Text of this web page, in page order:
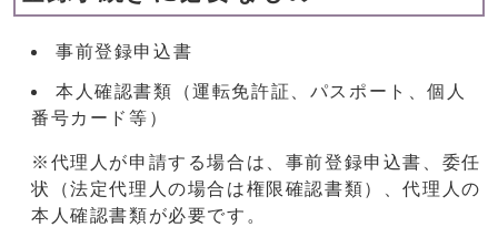
事前登録申込書
本人確認書類（運転免許証、パスポート、個人
番号カード等）
※代理人が申請する場合は、事前登録申込書、委任
状（法定代理人の場合は権限確認書類）、代理人の
本人確認書類が必要です。